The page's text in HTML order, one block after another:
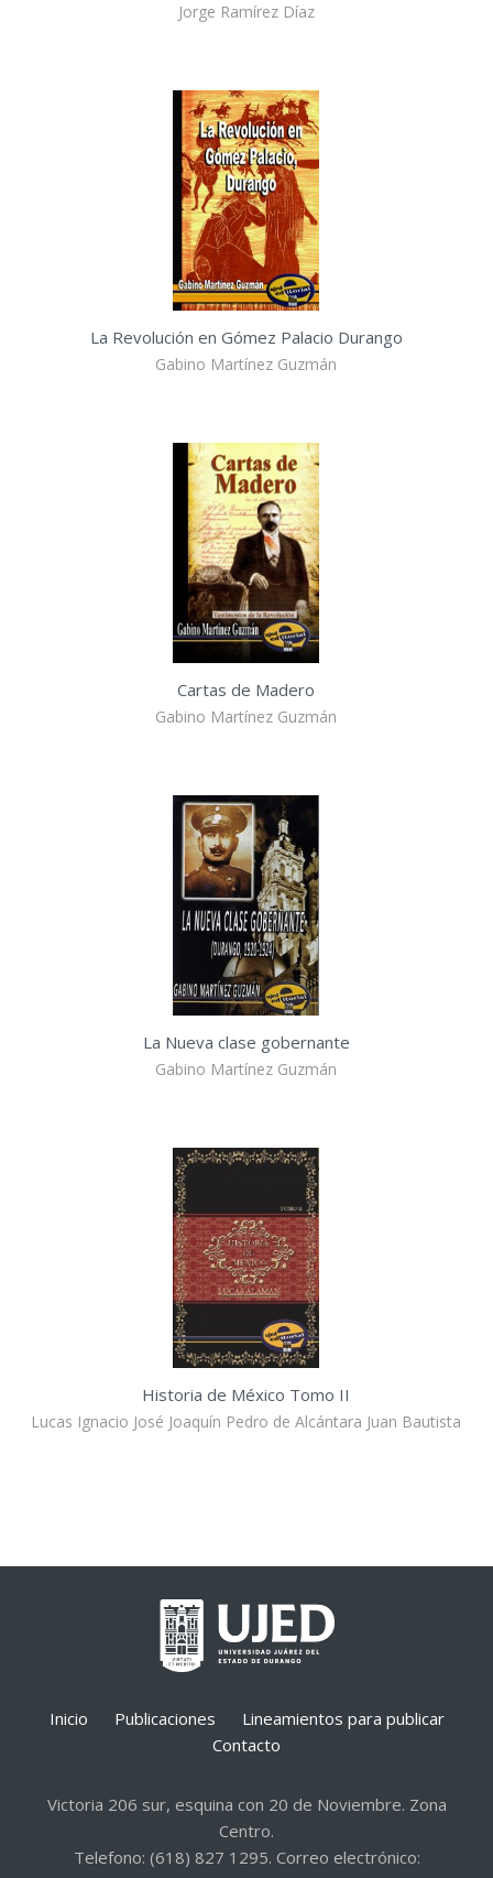
Jorge Ramírez Díaz
La Revolución en Gómez Palacio Durango
Gabino Martínez Guzmán
Cartas de Madero
Gabino Martínez Guzmán
La Nueva clase gobernante
Gabino Martínez Guzmán
Historia de México Tomo II
Lucas Ignacio José Joaquín Pedro de Alcántara Juan Bautista
Inicio Publicaciones
Lineamientos para publicar
Contacto
Victoria 206 sur, esquina con 20 de Noviembre. Zona
Centro.
Telefono: (618) 827 1295. Correo electrónico: